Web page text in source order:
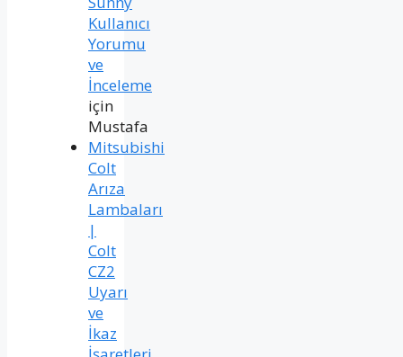
Kullanıcı
Yorumu
ve
İnceleme
için
Mustafa
Mitsubishi
Colt
Arıza
Lambaları
|
Colt
CZ2
Uyarı
ve
İkaz